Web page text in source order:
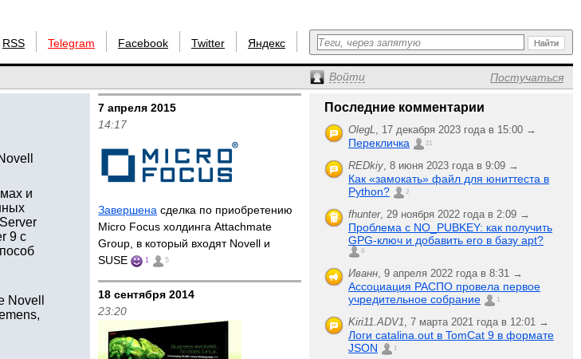
RSS Telegram Facebook Twitter Яндекс
Войти Постучаться
и
9 с
7 апреля 2015
14:17
Завершена сделка по приобретению
Micro Focus холдинга Attachmate
Group, в который входят Novell и
SUSE
1 5
18 сентября 2014
23:20
Последние комментарии
OlegL, 17 декабря 2023 года в 15:00 →
Перекличка 21
REDkiy, 8 июня 2023 года в 9:09 →
Как «замокать» файл для юниттеста в
Python?
2
fhunter, 29 ноября 2022 года в 2:09 →
Проблема с NO_PUBKEY: как получить
GPG-ключ и добавить его в базу apt?
6
Иванн, 9 апреля 2022 года в 8:31 →
Ассоциация РАСПО провела первое
учредительное собрание
1
Kiri11.ADV1, 7 марта 2021 года в 12:01 →
Логи catalina.out в TomCat 9 в формате
JSON
1